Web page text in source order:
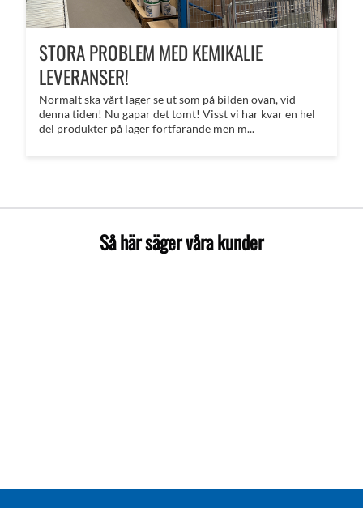
STORA PROBLEM MED KEMIKALIE
LEVERANSER!
Normalt ska vårt lager se ut som på bilden ovan, vid
denna tiden! Nu gapar det tomt! Visst vi har kvar en hel
del produkter på lager fortfarande men m...
Så här säger våra kunder